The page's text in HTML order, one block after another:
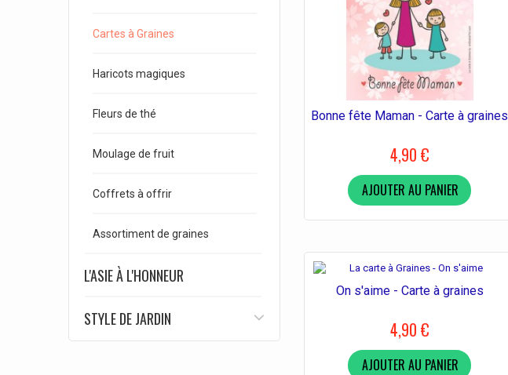
Cartes à Graines
Haricots magiques
Fleurs de thé
Moulage de fruit
Coffrets à offrir
Assortiment de graines
L'ASIE À L'HONNEUR
STYLE DE JARDIN
Bonne fête Maman - Carte à graines
4,90 €
AJOUTER AU PANIER
On s'aime - Carte à graines
4,90 €
AJOUTER AU PANIER